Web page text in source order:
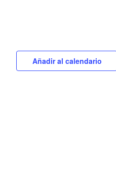
Añadir al calendario